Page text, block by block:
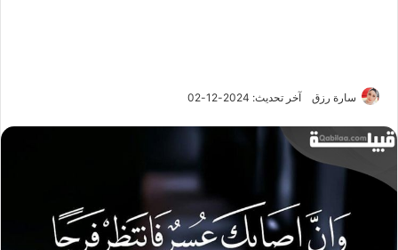
سارة رزق آخر تحديث: 2024-12-02